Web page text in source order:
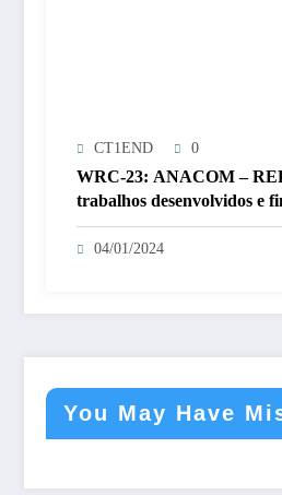
CT1END 0
WRC-23: ANACOM –
trabalhos desenvolvidos e
04/01/2024
You May Have